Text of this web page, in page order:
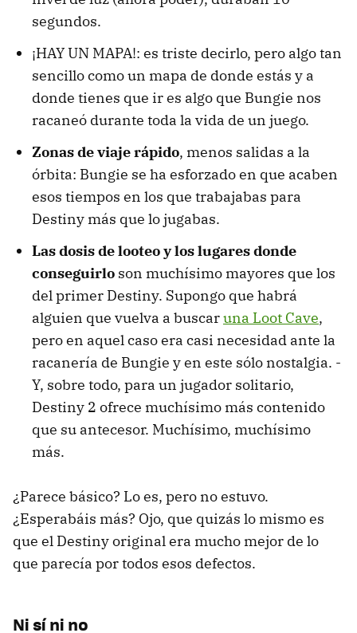
segundos.
¡HAY UN MAPA!: es triste decirlo, pero algo tan
sencillo como un mapa de donde estás y a
donde tienes que ir es algo que Bungie nos
racaneó durante toda la vida de un juego.
Zonas de viaje rápido, menos salidas a la
órbita: Bungie se ha esforzado en que acaben
esos tiempos en los que trabajabas para
Destiny más que lo jugabas.
Las dosis de looteo y los lugares donde
conseguirlo son muchísimo mayores que los
del primer Destiny. Supongo que habrá
alguien que vuelva a buscaruna Loot Cave,
pero en aquel caso era casi necesidad ante la
racanería de Bungie y en este sólo nostalgia. -
Y, sobre todo, para un jugador solitario,
Destiny 2 ofrece muchísimo más contenido
que su antecesor. Muchísimo, muchísimo
más.
¿Parece básico? Lo es, pero no estuvo.
¿Esperabáis más? Ojo, que quizás lo mismo es
que el Destiny original era mucho mejor de lo
que parecía por todos esos defectos.
Ni sí ni no